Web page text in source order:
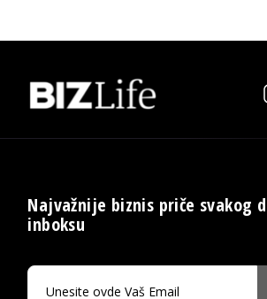
Najvažnije biznis priče svakog
inboksu